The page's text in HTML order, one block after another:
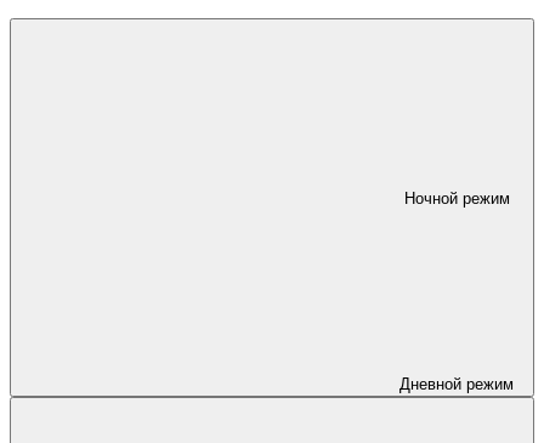
Ночной режим
Дневной режим